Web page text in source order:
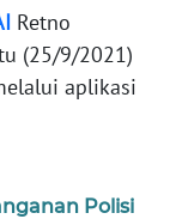
Retno
(25/9/2021)
aplikasi
Polisi